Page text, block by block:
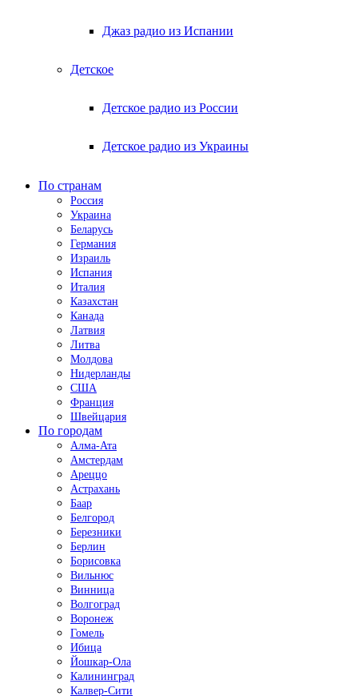
Джаз радио из Испании
Детское
Детское радио из России
Детское радио из Украины
По странам
Россия
Украина
Беларусь
Германия
Израиль
Испания
Италия
Казахстан
Канада
Латвия
Литва
Молдова
Нидерланды
США
Франция
Швейцария
По городам
Алма-Ата
Амстердам
Ареццо
Астрахань
Баар
Белгород
Березники
Берлин
Борисовка
Вильнюс
Винница
Волгоград
Воронеж
Гомель
Ибица
Йошкар-Ола
Калининград
Калвер-Сити